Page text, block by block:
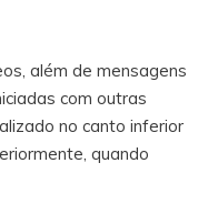
além de mensagens
com outras
no canto inferior
quando